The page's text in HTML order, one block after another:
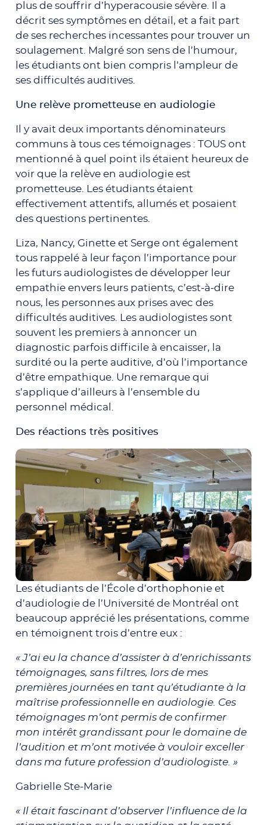
plus de souffrir d’hyperacousie sévère. Il a
décrit ses symptômes en détail, et a fait part
de ses recherches incessantes pour trouver un
soulagement. Malgré son sens de l’humour,
les étudiants ont bien compris l’ampleur de
ses difficultés auditives.
Une relève prometteuse en audiologie
Il y avait deux importants dénominateurs
communs à tous ces témoignages : TOUS ont
mentionné à quel point ils étaient heureux de
voir que la relève en audiologie est
prometteuse. Les étudiants étaient
effectivement attentifs, allumés et posaient
des questions pertinentes.
Liza, Nancy, Ginette et Serge ont également
tous rappelé à leur façon l’importance pour
les futurs audiologistes de développer leur
empathie envers leurs patients, c’est-à-dire
nous, les personnes aux prises avec des
difficultés auditives. Les audiologistes sont
souvent les premiers à annoncer un
diagnostic parfois difficile à encaisser, la
surdité ou la perte auditive, d’où l’importance
d’être empathique. Une remarque qui
s’applique d’ailleurs à l’ensemble du
personnel médical.
Des réactions très positives
Les étudiants de l’École d’orthophonie et
d’audiologie de l’Université de Montréal ont
beaucoup apprécié les présentations, comme
en témoignent trois d’entre eux :
« J’ai eu la chance d’assister à d’enrichissants
témoignages, sans filtres, lors de mes
premières journées en tant qu’étudiante à la
maîtrise professionnelle en audiologie. Ces
témoignages m’ont permis de confirmer
mon intérêt grandissant pour le domaine de
l’audition et m’ont motivée à vouloir exceller
dans ma future profession d’audiologiste. »
Gabrielle Ste-Marie
« Il était fascinant d’observer l’influence de la